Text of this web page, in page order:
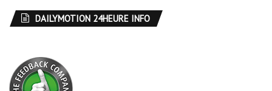
DAILYMOTION 24HEURE INFO